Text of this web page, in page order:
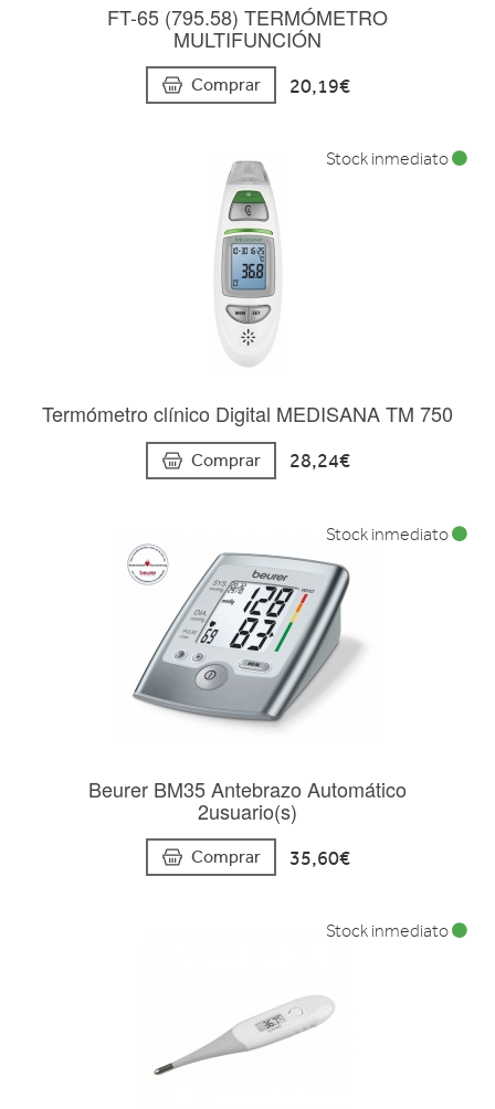
FT-65 (795.58) TERMÓMETRO
MULTIFUNCIÓN
Comprar 20,19€
Termómetro clínico Digital MEDISANA TM 750
Comprar 28,24€
Stock inmediato
Beurer BM35 Antebrazo Automático
2usuario(s)
Comprar 35,60€
Stock inmediato
Stock inmediato